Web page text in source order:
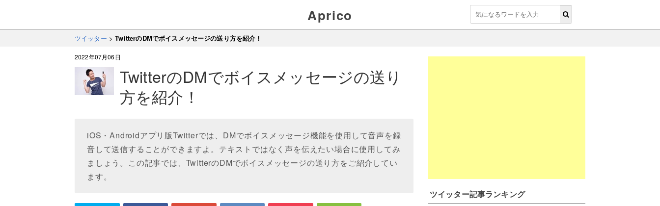
Aprico
ツイッター >TwitterのDMでボイスメッセージの送り方を紹介！
2022年07月06日
TwitterのDMでボイスメッセージの送り
方を紹介！
iOS・Androidアプリ版Twitterでは、DMでボイスメッセージ機能を使用して音声を録
音して送信することができますよ。テキストではなく声を伝えたい場合に使用してみ
ましょう。この記事では、TwitterのDMでボイスメッセージの送り方をご紹介してい
ます。
ツイッター記事ランキング